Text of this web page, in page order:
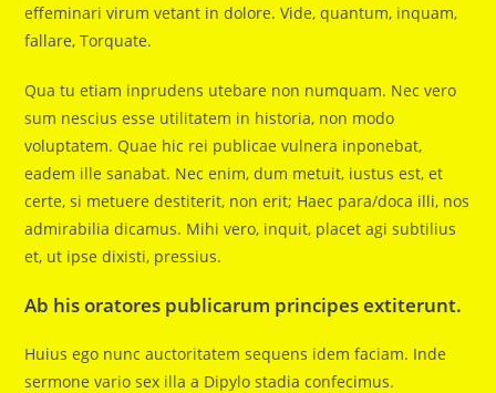
effeminari virum vetant in dolore. Vide, quantum, inquam,
fallare, Torquate.
Qua tu etiam inprudens utebare non numquam. Nec vero
sum nescius esse utilitatem in historia, non modo
voluptatem. Quae hic rei publicae vulnera inponebat,
eadem ille sanabat. Nec enim, dum metuit, iustus est, et
certe, si metuere destiterit, non erit; Haec para/doca illi, nos
admirabilia dicamus. Mihi vero, inquit, placet agi subtilius
et, ut ipse dixisti, pressius.
Ab his oratores publicarum principes extiterunt.
Huius ego nunc auctoritatem sequens idem faciam. Inde
sermone vario sex illa a Dipylo stadia confecimus.